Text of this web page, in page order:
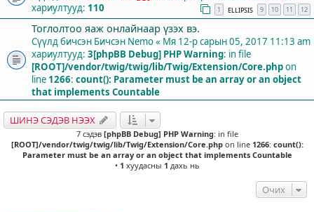
хариултууд: 110 1 ELLIPSIS 9 10 11 12
Тоглолтоо яаж онлайнаар үзэх вэ.
Сүүлд бичсэн Бичсэн Nemo« Мя 12-р сарын 05, 2017 11:13 am
хариултууд: 3[phpBB Debug] PHP Warning: in file
[ROOT]/vendor/twig/twig/lib/Twig/Extension/Core.phpon
line 1266: count(): Parameter must be an array or an object
that implements Countable
ШИНЭ СЭДЭВ НЭЭХ
7 сэдэв [phpBB Debug] PHP Warning: in file
[ROOT]/vendor/twig/twig/lib/Twig/Extension/Core.phpon line 1266: count():
Parameter must be an array or an object that implements Countable
• 1 хуудасны 1 дахь нь
Очих